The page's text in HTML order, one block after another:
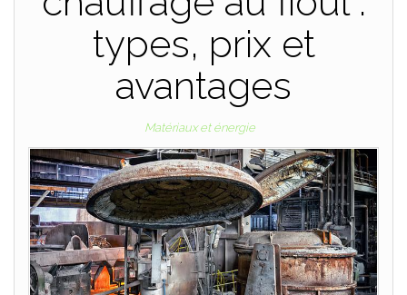
types, prix et
avantages
Matériaux et énergie